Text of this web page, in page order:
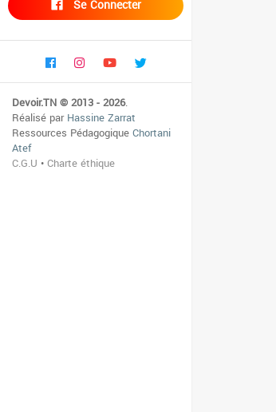
Se Connecter
Devoir.TN © 2013 - 2026.
Réalisé parHassine Zarrat
Ressources PédagogiqueChortani
Atef
C.G.U •Charte éthique